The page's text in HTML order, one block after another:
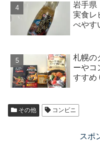
岩手県
実食レ
べやす
札幌の
ーやコ
すすめ
その他 コンビニ
スポ